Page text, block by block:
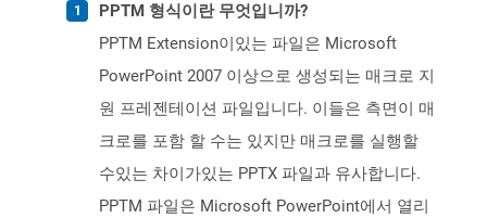
PPTM 형식이란 무엇입니까?
PPTM Extension이있는 파일은 Microsoft
PowerPoint 2007 이상으로 생성되는 매크로 지
원 프레젠테이션 파일입니다. 이들은 측면이 매
크로를 포함 할 수는 있지만 매크로를 실행할
수있는 차이가있는 PPTX 파일과 유사합니다.
PPTM 파일은 Microsoft PowerPoint에서 열리